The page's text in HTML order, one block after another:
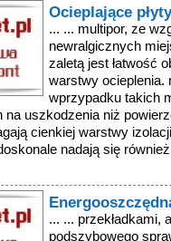
Ocieplające
... ... multipor, ze
newralgicznych
zaletą jest łatwość
warstwy ocieplenia.
wprzypadku takich
na uszkodzenia niż
cienkiej warstwy
nadają się
... ... przekładkami,
podszybowego